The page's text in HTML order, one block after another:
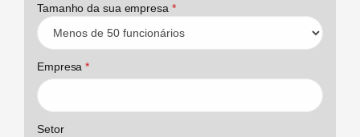
Tamanho da sua empresa *
Empresa*
Setor